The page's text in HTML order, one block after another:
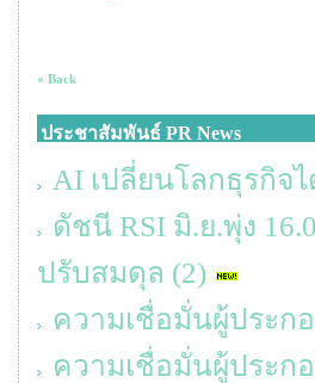
« Back
ประชาสัมพันธ์ PR News
AI เปลี่ยนโลกธุรกิจ
ดัชนี RSI มิ.ย.พุ่ง
ปรับสมดุล (2)
ความเชื่อมั่นผู้ประก
ความเชื่อมั่นผู้ประก